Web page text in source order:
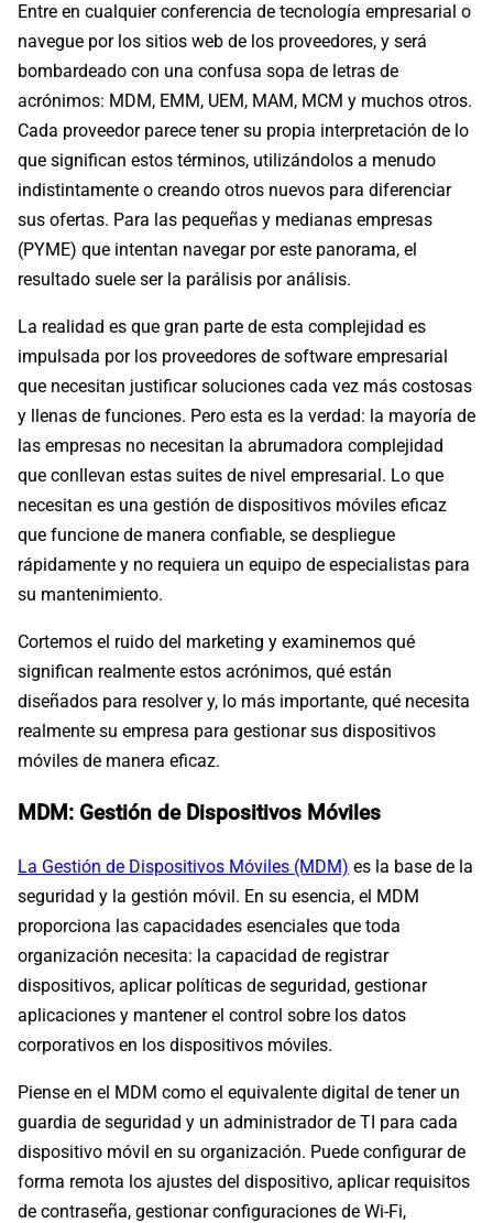
Entre en cualquier conferencia de tecnología empresarial o
navegue por los sitios web de los proveedores, y será
bombardeado con una confusa sopa de letras de
acrónimos: MDM, EMM, UEM, MAM, MCM y muchos otros.
Cada proveedor parece tener su propia interpretación de lo
que significan estos términos, utilizándolos a menudo
indistintamente o creando otros nuevos para diferenciar
sus ofertas. Para las pequeñas y medianas empresas
(PYME) que intentan navegar por este panorama, el
resultado suele ser la parálisis por análisis.
La realidad es que gran parte de esta complejidad es
impulsada por los proveedores de software empresarial
que necesitan justificar soluciones cada vez más costosas
y llenas de funciones. Pero esta es la verdad: la mayoría de
las empresas no necesitan la abrumadora complejidad
que conllevan estas suites de nivel empresarial. Lo que
necesitan es una gestión de dispositivos móviles eficaz
que funcione de manera confiable, se despliegue
rápidamente y no requiera un equipo de especialistas para
su mantenimiento.
Cortemos el ruido del marketing y examinemos qué
significan realmente estos acrónimos, qué están
diseñados para resolver y, lo más importante, qué necesita
realmente su empresa para gestionar sus dispositivos
móviles de manera eficaz.
MDM: Gestión de Dispositivos Móviles
La Gestión de Dispositivos Móviles (MDM) es la base de la
seguridad y la gestión móvil. En su esencia, el MDM
proporciona las capacidades esenciales que toda
organización necesita: la capacidad de registrar
dispositivos, aplicar políticas de seguridad, gestionar
aplicaciones y mantener el control sobre los datos
corporativos en los dispositivos móviles.
Piense en el MDM como el equivalente digital de tener un
guardia de seguridad y un administrador de TI para cada
dispositivo móvil en su organización. Puede configurar de
forma remota los ajustes del dispositivo, aplicar requisitos
de contraseña, gestionar configuraciones de Wi-Fi,